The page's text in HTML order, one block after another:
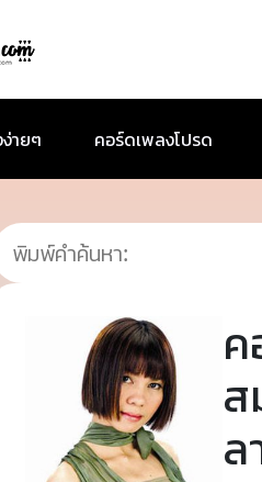
ายๆ คอร์ดเพลงโปรด
ส
ล